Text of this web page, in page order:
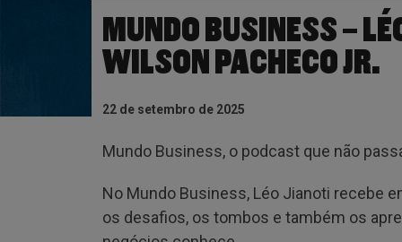
MUNDO BUSINESS –
WILSON PACHECO JR.
22 de setembro de 2025
Mundo Business, o podcast que não
No Mundo Business, Léo Jianoti recebe
os desafios, os tombos e também os